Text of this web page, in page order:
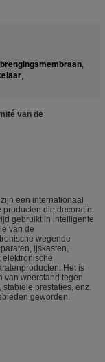
,
,
van de
een internationaal
die decoratie
gebruikt in intelligente
van de
wegende
ijskasten,
elektronische
Het is
van weerstand tegen
stabiele prestaties, enz.
geworden.